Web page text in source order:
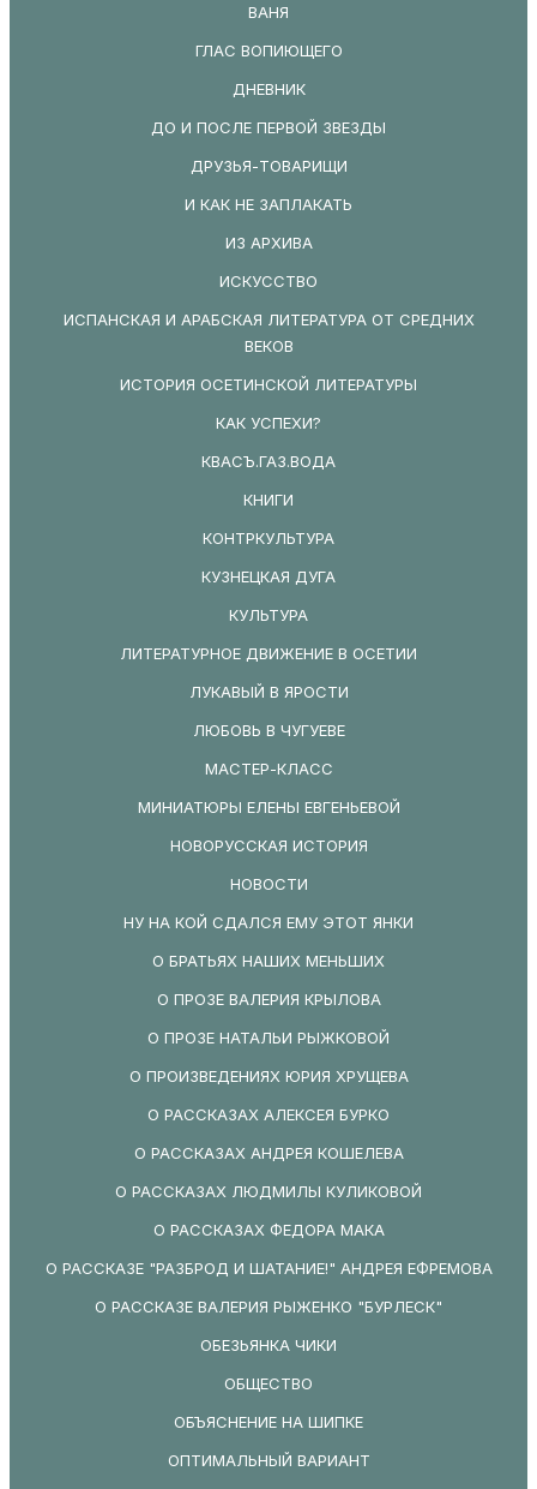
ВАНЯ
ГЛАС ВОПИЮЩЕГО
ДНЕВНИК
ДО И ПОСЛЕ ПЕРВОЙ ЗВЕЗДЫ
ДРУЗЬЯ-ТОВАРИЩИ
И КАК НЕ ЗАПЛАКАТЬ
ИЗ АРХИВА
ИСКУССТВО
ИСПАНСКАЯ И АРАБСКАЯ ЛИТЕРАТУРА ОТ СРЕДНИХ
ВЕКОВ
ИСТОРИЯ ОСЕТИНСКОЙ ЛИТЕРАТУРЫ
КАК УСПЕХИ?
КВАСЪ.ГАЗ.ВОДА
КНИГИ
КОНТРКУЛЬТУРА
КУЗНЕЦКАЯ ДУГА
КУЛЬТУРА
ЛИТЕРАТУРНОЕ ДВИЖЕНИЕ В ОСЕТИИ
ЛУКАВЫЙ В ЯРОСТИ
ЛЮБОВЬ В ЧУГУЕВЕ
МАСТЕР-КЛАСС
МИНИАТЮРЫ ЕЛЕНЫ ЕВГЕНЬЕВОЙ
НОВОРУССКАЯ ИСТОРИЯ
НОВОСТИ
НУ НА КОЙ СДАЛСЯ ЕМУ ЭТОТ ЯНКИ
О БРАТЬЯХ НАШИХ МЕНЬШИХ
О ПРОЗЕ ВАЛЕРИЯ КРЫЛОВА
О ПРОЗЕ НАТАЛЬИ РЫЖКОВОЙ
О ПРОИЗВЕДЕНИЯХ ЮРИЯ ХРУЩЕВА
О РАССКАЗАХ АЛЕКСЕЯ БУРКО
О РАССКАЗАХ АНДРЕЯ КОШЕЛЕВА
О РАССКАЗАХ ЛЮДМИЛЫ КУЛИКОВОЙ
О РАССКАЗАХ ФЕДОРА МАКА
О РАССКАЗЕ "РАЗБРОД И ШАТАНИЕ!" АНДРЕЯ ЕФРЕМОВА
О РАССКАЗЕ ВАЛЕРИЯ РЫЖЕНКО "БУРЛЕСК"
ОБЕЗЬЯНКА ЧИКИ
ОБЩЕСТВО
ОБЪЯСНЕНИЕ НА ШИПКЕ
ОПТИМАЛЬНЫЙ ВАРИАНТ